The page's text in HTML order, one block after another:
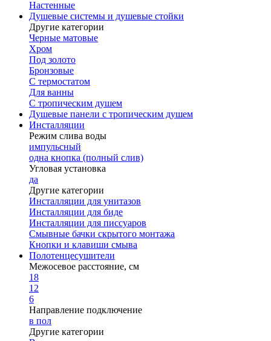
Настенные
Душевые системы и душевые стойки
Другие категории
Черные матовые
Хром
Под золото
Бронзовые
С термостатом
Для ванны
С тропическим душем
Душевые панели с тропическим душем
Инсталляции
Режим слива воды
импульсный
одна кнопка (полный слив)
Угловая установка
да
Другие категории
Инсталляции для унитазов
Инсталляции для биде
Инсталляции для писсуаров
Смывные бачки скрытого монтажа
Кнопки и клавиши смыва
Полотенцесушители
Межосевое расстояние, см
18
12
6
Направление подключение
в пол
Другие категории